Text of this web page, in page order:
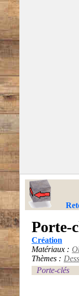
Porte-
Création
Matériaux :
Thèmes :
Porte-clés